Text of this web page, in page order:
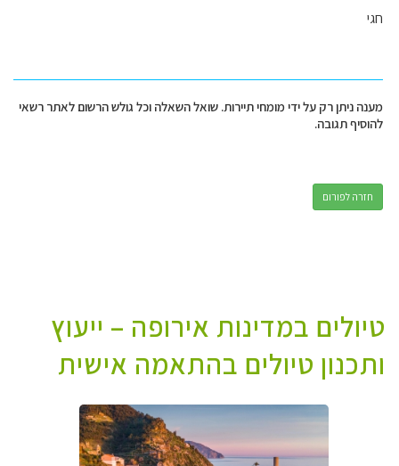
חגי
מענה ניתן רק על ידי מומחי תיירות. שואל השאלה וכל גולש הרשום לאתר רשאי
להוסיף תגובה.
חזרה לפורום
טיולים במדינות אירופה – ייעוץ
ותכנון טיולים בהתאמה אישית